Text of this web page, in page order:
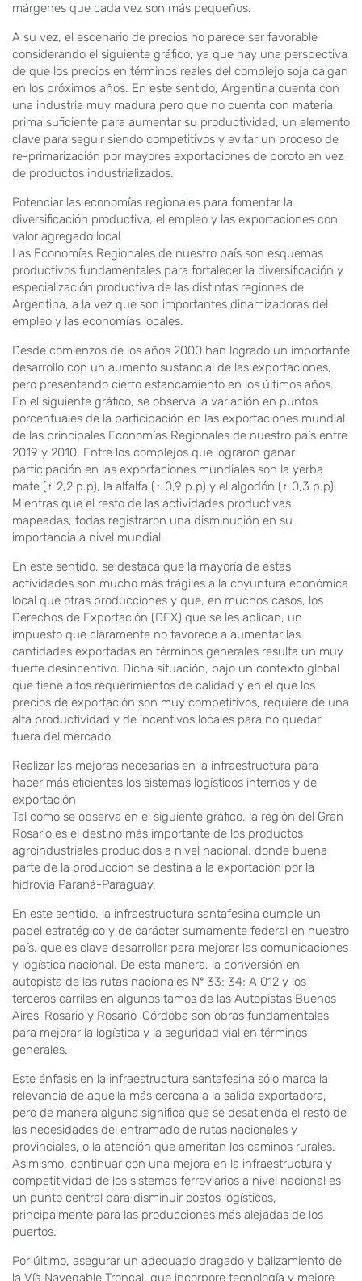
márgenes que cada vez son más pequeños.
A su vez, el escenario de precios no parece ser favorable
considerando el siguiente gráfico, ya que hay una perspectiva
de que los precios en términos reales del complejo soja caigan
en los próximos años. En este sentido, Argentina cuenta con
una industria muy madura pero que no cuenta con materia
prima suficiente para aumentar su productividad, un elemento
clave para seguir siendo competitivos y evitar un proceso de
re-primarización por mayores exportaciones de poroto en vez
de productos industrializados.
Potenciar las economías regionales para fomentar la
diversificación productiva, el empleo y las exportaciones con
valor agregado local
Las Economías Regionales de nuestro país son esquemas
productivos fundamentales para fortalecer la diversificación y
especialización productiva de las distintas regiones de
Argentina, a la vez que son importantes dinamizadoras del
empleo y las economías locales.
Desde comienzos de los años 2000 han logrado un importante
desarrollo con un aumento sustancial de las exportaciones,
pero presentando cierto estancamiento en los últimos años.
En el siguiente gráfico, se observa la variación en puntos
porcentuales de la participación en las exportaciones mundial
de las principales Economías Regionales de nuestro país entre
2019 y 2010. Entre los complejos que lograron ganar
participación en las exportaciones mundiales son la yerba
mate (↑ 2,2 p.p), la alfalfa (↑ 0,9 p.p) y el algodón (↑ 0,3 p.p).
Mientras que el resto de las actividades productivas
mapeadas, todas registraron una disminución en su
importancia a nivel mundial.
En este sentido, se destaca que la mayoría de estas
actividades son mucho más frágiles a la coyuntura económica
local que otras producciones y que, en muchos casos, los
Derechos de Exportación (DEX) que se les aplican, un
impuesto que claramente no favorece a aumentar las
cantidades exportadas en términos generales resulta un muy
fuerte desincentivo. Dicha situación, bajo un contexto global
que tiene altos requerimientos de calidad y en el que los
precios de exportación son muy competitivos, requiere de una
alta productividad y de incentivos locales para no quedar
fuera del mercado.
Realizar las mejoras necesarias en la infraestructura para
hacer más eficientes los sistemas logísticos internos y de
exportación
Tal como se observa en el siguiente gráfico, la región del Gran
Rosario es el destino más importante de los productos
agroindustriales producidos a nivel nacional, donde buena
parte de la producción se destina a la exportación por la
hidrovía Paraná-Paraguay.
En este sentido, la infraestructura santafesina cumple un
papel estratégico y de carácter sumamente federal en nuestro
país, que es clave desarrollar para mejorar las comunicaciones
y logística nacional. De esta manera, la conversión en
autopista de las rutas nacionales Nº 33; 34; A 012 y los
terceros carriles en algunos tamos de las Autopistas Buenos
Aires-Rosario y Rosario-Córdoba son obras fundamentales
para mejorar la logística y la seguridad vial en términos
generales.
Este énfasis en la infraestructura santafesina sólo marca la
relevancia de aquella más cercana a la salida exportadora,
pero de manera alguna significa que se desatienda el resto de
las necesidades del entramado de rutas nacionales y
provinciales, o la atención que ameritan los caminos rurales.
Asimismo, continuar con una mejora en la infraestructura y
competitividad de los sistemas ferroviarios a nivel nacional es
un punto central para disminuir costos logísticos,
principalmente para las producciones más alejadas de los
puertos.
Por último, asegurar un adecuado dragado y balizamiento de
la Vía Navegable Troncal, que incorpore tecnología y mejore